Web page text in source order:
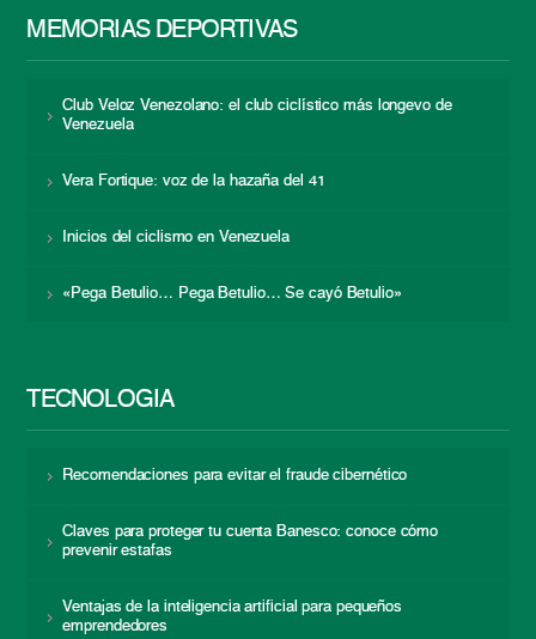
MEMORIAS DEPORTIVAS
Club Veloz Venezolano: el club ciclístico más longevo de
Venezuela
Vera Fortique: voz de la hazaña del 41
Inicios del ciclismo en Venezuela
«Pega Betulio… Pega Betulio… Se cayó Betulio»
TECNOLOGÍA
Recomendaciones para evitar el fraude cibernético
Claves para proteger tu cuenta Banesco: conoce cómo
prevenir estafas
Ventajas de la inteligencia artificial para pequeños
emprendedores